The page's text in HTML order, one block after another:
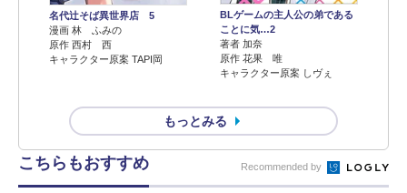
名代辻そば異世界店 5
漫画 林 ふみの
原作 西村 西
キャラクター原案 TAPI岡
BLゲームの主人公の弟である
ことに気…2
著者 加奈
原作 花果 唯
キャラクター原案 しヴぇ
もっとみる
こちらもおすすめ Recommended by